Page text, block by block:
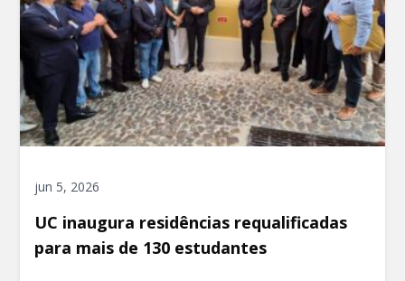
jun 5, 2026
UC inaugura residências requalificadas
para mais de 130 estudantes